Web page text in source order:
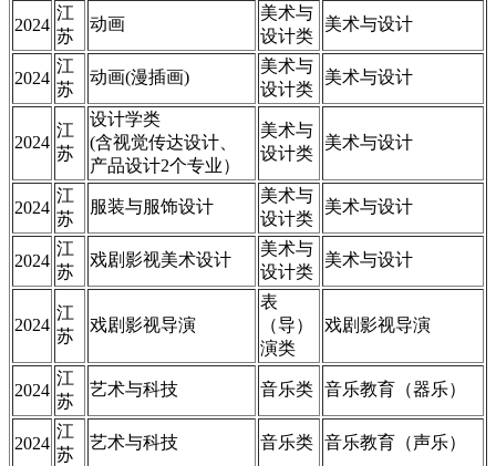
2024
江
苏
动画
美术与
设计类
美术与设计
2024
江
苏
动画(漫插画)
美术与
设计类
美术与设计
2024
江
苏
设计学类
(含视觉传达设计、
产品设计2个专业）
美术与
设计类
美术与设计
2024
江
苏
服装与服饰设计
美术与
设计类
美术与设计
2024
江
苏
戏剧影视美术设计
美术与
设计类
美术与设计
2024
江
苏
戏剧影视导演
表
（导）
演类
戏剧影视导演
2024
江
苏
艺术与科技 音乐类 音乐教育（器乐）
2024
江
苏
艺术与科技 音乐类 音乐教育（声乐）